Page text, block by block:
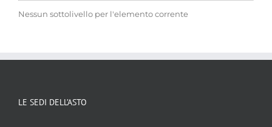
Nessun sottolivello per l'elemento corrente
LE SEDI DELL’ASTO